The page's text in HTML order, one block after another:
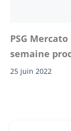
PSG
semaine
25 juin 2022